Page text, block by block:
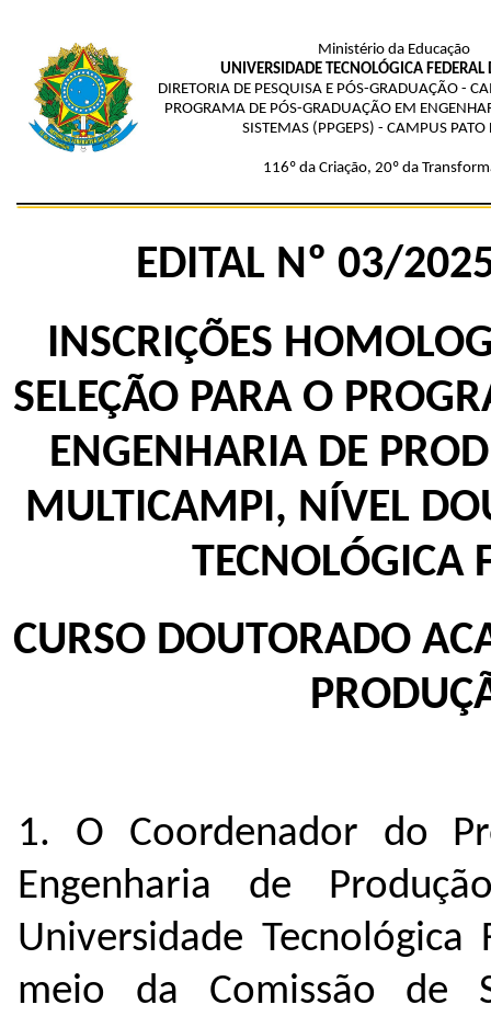
Ministério da Educação
UNIVERSIDADE TECNOLÓGICA FEDERAL
DIRETORIA DE PESQUISA E PÓS-GRADUAÇÃO -
PROGRAMA DE PÓS-GRADUAÇÃO EM
SISTEMAS (PPGEPS) - CAMPUS PATO
116º da Criação, 20º da
EDITAL Nº 03/
INSCRIÇÕES
SELEÇÃO PARA O
ENGENHARIA DE
MULTICAMPI, NÍVEL
TECNOLÓGICA
CURSO DOUTORADO
PRODUC
1. O Coordenador do
Engenharia de
Universidade
meio da Comissão de